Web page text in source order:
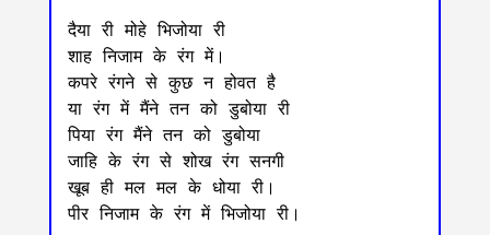
दैया री मोहे भिजोया री
शाह निजाम के रंग में।
कपरे रंगने से कुछ न होवत है
या रंग में मैंने तन को डुबोया री
पिया रंग मैंने तन को डुबोया
जाहि के रंग से शोख रंग सनगी
खूब ही मल मल के धोया री।
पीर निजाम के रंग में भिजोया री।